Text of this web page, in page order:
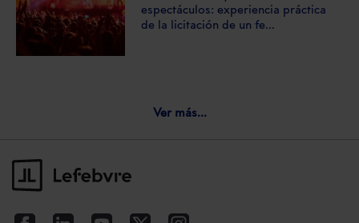
espectáculos: experiencia práctica
de la licitación de un fe...
Ver más...